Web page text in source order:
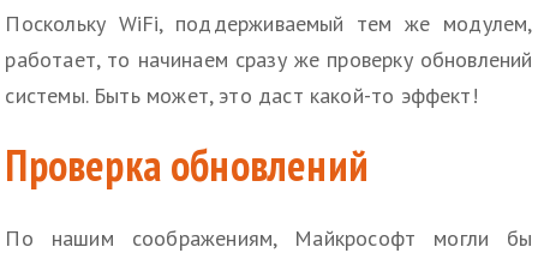
Поскольку WiFi, поддерживаемый тем же модулем,
работает, то начинаем сразу же проверку обновлений
системы. Быть может, это даст какой-то эффект!
Проверка обновлений
По нашим соображениям, Майкрософт могли бы